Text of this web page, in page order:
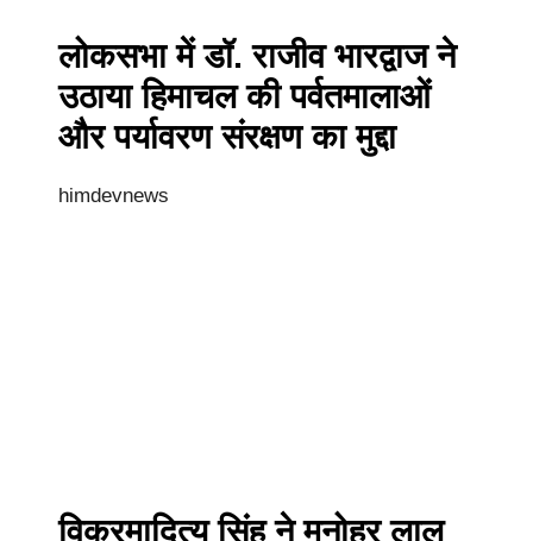
लोकसभा में डॉ. राजीव भारद्वाज ने
उठाया हिमाचल की पर्वतमालाओं
और पर्यावरण संरक्षण का मुद्दा
himdevnews
विक्रमादित्य सिंह ने मनोहर लाल